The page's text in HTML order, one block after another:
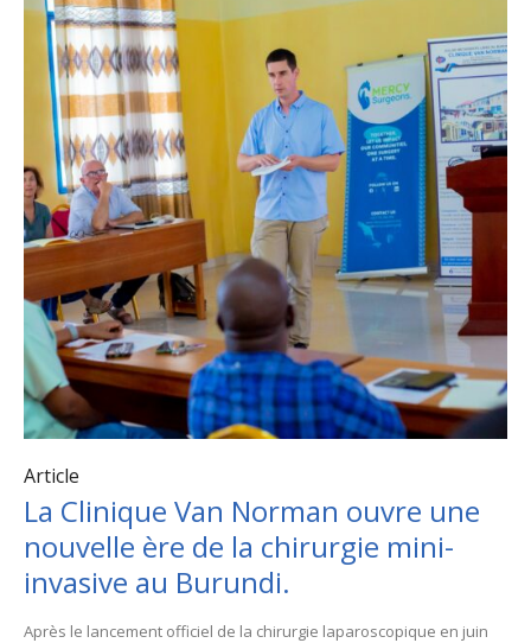
Article
La Clinique Van Norman ouvre une
nouvelle ère de la chirurgie mini-
invasive au Burundi.
Après le lancement officiel de la chirurgie laparoscopique en juin